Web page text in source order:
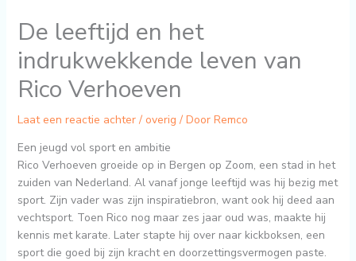
De leeftijd en het
indrukwekkende leven van
Rico Verhoeven
Laat een reactie achter / overig / Door Remco
Een jeugd vol sport en ambitie
Rico Verhoeven groeide op in Bergen op Zoom, een stad in het
zuiden van Nederland. Al vanaf jonge leeftijd was hij bezig met
sport. Zijn vader was zijn inspiratiebron, want ook hij deed aan
vechtsport. Toen Rico nog maar zes jaar oud was, maakte hij
kennis met karate. Later stapte hij over naar kickboksen, een
sport die goed bij zijn kracht en doorzettingsvermogen paste.